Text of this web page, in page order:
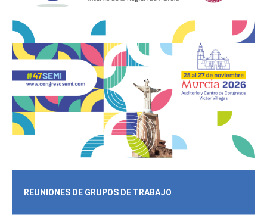
REUNIONES DE GRUPOS DE TRABAJO